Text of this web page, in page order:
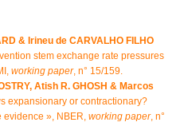
& Irineu de CARVALHO FILHO
stem exchange rate pressures
working paper, n° 15/159.
Atish R. GHOSH & Marcos
expansionary or contractionary?
evidence », NBER, working paper, n°